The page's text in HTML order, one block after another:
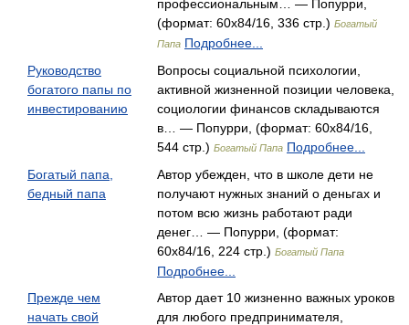
профессиональным… — Попурри,
(формат: 60x84/16, 336 стр.) Богатый
Папа Подробнее...
Руководство
богатого папы по
инвестированию
Вопросы социальной психологии,
активной жизненной позиции человека,
социологии финансов складываются
в… — Попурри, (формат: 60x84/16,
544 стр.) Богатый Папа Подробнее...
Богатый папа,
бедный папа
Автор убежден, что в школе дети не
получают нужных знаний о деньгах и
потом всю жизнь работают ради
денег… — Попурри, (формат:
60x84/16, 224 стр.) Богатый Папа
Подробнее...
Прежде чем
начать свой
Автор дает 10 жизненно важных уроков
для любого предпринимателя,